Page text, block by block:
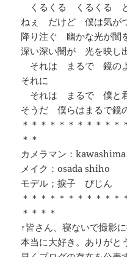
くるくる くるくる
ねぇ だけど 僕は気が
降り注ぐ 幽かな光が闇
深い深い闇が 光を映し
それは まるで 鏡の
それに
それは まるで 僕と
そうだ 僕らはまるで鏡
＊＊＊＊＊＊＊＊＊＊＊
＊＊
カメラマン：
メイク：osada shiho
モデル；捩子 ぴじん
＊＊＊＊＊＊＊＊＊＊＊
＊＊＊＊
↑皆さん、寝ないで撮影
本当に大好き。ありが